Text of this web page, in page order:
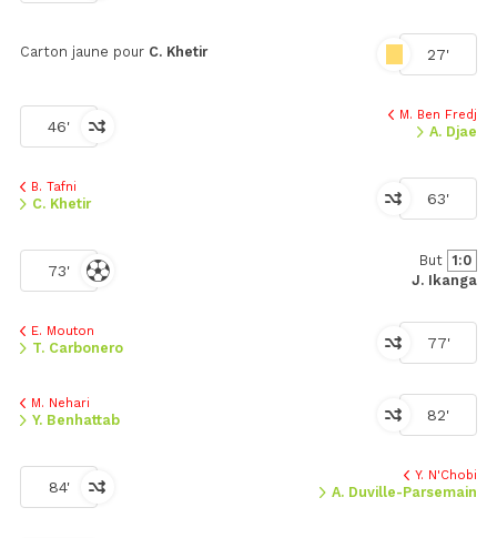
27'
Carton jaune pour C. Khetir
46'
M. Ben Fredj
A. Djae
63'
B. Tafni
C. Khetir
73'
But 1:0
J. Ikanga
77'
E. Mouton
T. Carbonero
82'
M. Nehari
Y. Benhattab
84'
Y. N'Chobi
A. Duville-Parsemain